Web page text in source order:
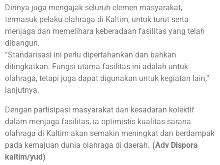
Dirinya juga mengajak seluruh elemen masyarakat,
termasuk pelaku olahraga di Kaltim, untuk turut serta
menjaga dan memelihara keberadaan fasilitas yang telah
dibangun.
“Standarisasi ini perlu dipertahankan dan bahkan
ditingkatkan. Fungsi utama fasilitas ini adalah untuk
olahraga, tetapi juga dapat digunakan untuk kegiatan lain,”
lanjutnya.
Dengan partisipasi masyarakat dan kesadaran kolektif
dalam menjaga fasilitas, ia optimistis kualitas sarana
olahraga di Kaltim akan semakin meningkat dan berdampak
pada kemajuan dunia olahraga di daerah. (Adv Dispora
kaltim/yud)